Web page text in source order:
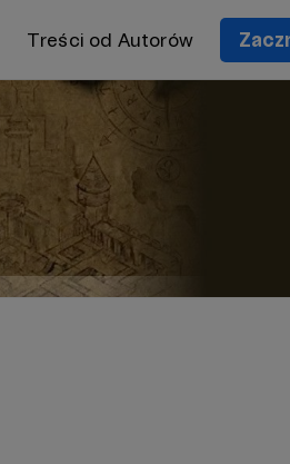
Treści od Autorów